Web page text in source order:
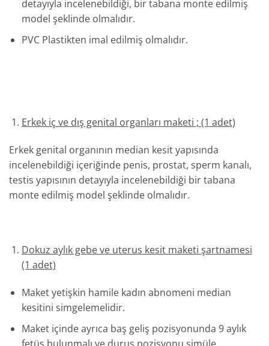
detayıyla incelenebildiği, bir tabana monte edilmiş
model şeklinde olmalıdır.
PVC Plastikten imal edilmiş olmalıdır.
Erkek iç ve dış genital organları maketi ; (1 adet)
Erkek genital organının median kesit yapısında
incelenebildiği içeriğinde penis, prostat, sperm kanalı,
testis yapısının detayıyla incelenebildiği bir tabana
monte edilmiş model şeklinde olmalıdır.
Dokuz aylık gebe ve uterus kesit maketi şartnamesi
(1 adet)
Maket yetişkin hamile kadın abnomeni median
kesitini simgelemelidir.
Maket içinde ayrıca baş geliş pozisyonunda 9 aylık